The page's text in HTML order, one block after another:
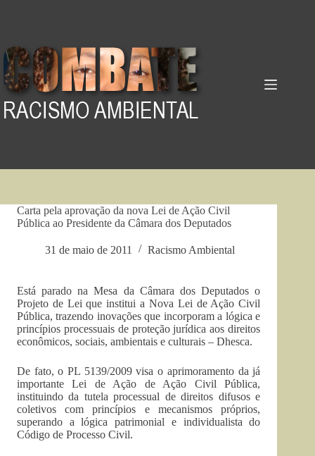
Carta pela aprovação da nova Lei de Ação Civil
Pública ao Presidente da Câmara dos Deputados
31 de maio de 2011 Racismo Ambiental
Está parado na Mesa da Câmara dos Deputados o
Projeto de Lei que institui a Nova Lei de Ação Civil
Pública, trazendo inovações que incorporam a lógica e
princípios processuais de proteção jurídica aos direitos
econômicos, sociais, ambientais e culturais – Dhesca.
De fato, o PL 5139/2009 visa o aprimoramento da já
importante Lei de Ação de Ação Civil Pública,
instituindo da tutela processual de direitos difusos e
coletivos com princípios e mecanismos próprios,
superando a lógica patrimonial e individualista do
Código de Processo Civil.